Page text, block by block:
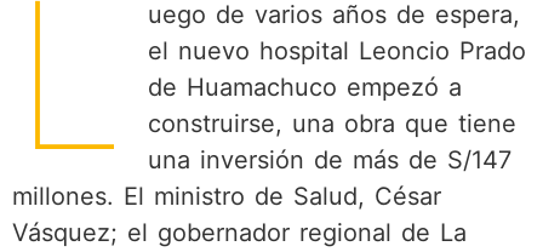
L
uego de varios años de espera,
el nuevo hospital Leoncio Prado
de Huamachuco empezó a
construirse, una obra que tiene
una inversión de más de S/147
millones. El ministro de Salud, César
Vásquez; el gobernador regional de La